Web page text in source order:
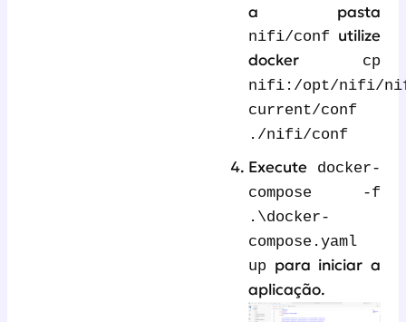
a pasta
nifi/conf utilize
docker
cp
nifi:/opt/nifi/
current/conf
./nifi/conf
Execute
docker-
compose -f
.\docker-
compose.yaml
up para iniciar a
aplicação.